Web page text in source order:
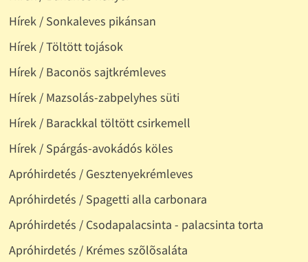
Hírek / Sonkaleves pikánsan
Hírek / Töltött tojások
Hírek / Baconös sajtkrémleves
Hírek / Mazsolás-zabpelyhes süti
Hírek / Barackkal töltött csirkemell
Hírek / Spárgás-avokádós köles
Apróhirdetés / Gesztenyekrémleves
Apróhirdetés / Spagetti alla carbonara
Apróhirdetés / Csodapalacsinta - palacsinta torta
Apróhirdetés / Krémes szõlõsaláta